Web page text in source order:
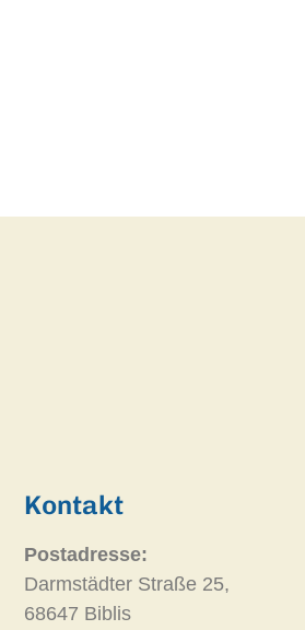
Kontakt
Postadresse:
Darmstädter Straße 25,
68647 Biblis